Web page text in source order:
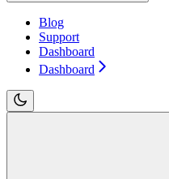
Blog
Support
Dashboard
Dashboard